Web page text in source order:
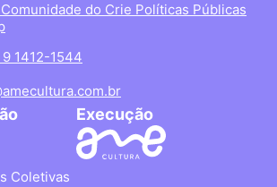
do Crie Políticas Públicas
9 1412-1544
Coletivas
Execução